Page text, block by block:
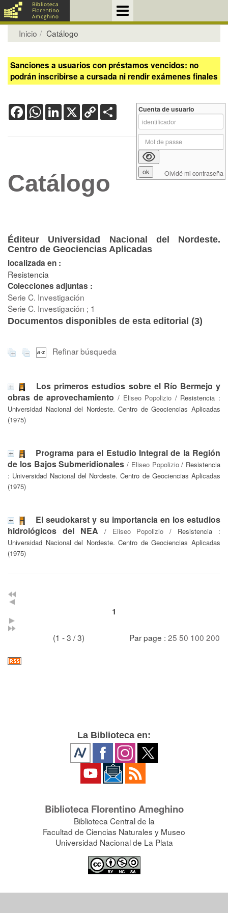
Inicio Catálogo
Sanciones a usuarios con préstamos vencidos: no
podrán inscribirse a cursada ni rendir exámenes finales
FacebookWhatsApp
LinkedIn
X Copy
Link
Catálogo
Éditeur Universidad Nacional del Nordeste.
Centro de Geociencias Aplicadas
localizada en :
Resistencia
Colecciones adjuntas :
Serie C. Investigación
Serie C. Investigación ; 1
Documentos disponibles de esta editorial (3)
Refinar búsqueda
Los primeros estudios sobre el Río Bermejo y
obras de aprovechamiento / Eliseo Popolizio / Resistencia :
Universidad Nacional del Nordeste. Centro de Geociencias Aplicadas
(1975)
Programa para el Estudio Integral de la Región
de los Bajos Submeridionales / Eliseo Popolizio/ Resistencia
: Universidad Nacional del Nordeste. Centro de Geociencias Aplicadas
(1975)
El seudokarst y su importancia en los estudios
hidrológicos del NEA / Eliseo Popolizio / Resistencia :
Universidad Nacional del Nordeste. Centro de Geociencias Aplicadas
(1975)
1
(1 - 3 / 3) Par page : 25 50 100 200
Cuenta de usuario
Olvidé mi contraseña
La Biblioteca en:
Biblioteca Florentino Ameghino
Biblioteca Central de la
Facultad de Ciencias Naturales y Museo
Universidad Nacional de La Plata